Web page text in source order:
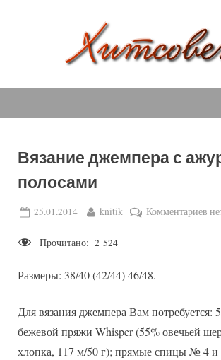
т
о
е
спицами,
крючком,
вязаные
модели
описанием
Вязание джемпера с
полосами
Posted
25.01.2014 By
knitik Комментариевк
Прочитано: 2 524
Размеры: 38/40 (42/44) 46/48.
Для вязания джемпера Вам потребуется:
бежевой пряжи Whisper (55% овечьей
хлопка, 117 м/50 г); прямые спицы № 4